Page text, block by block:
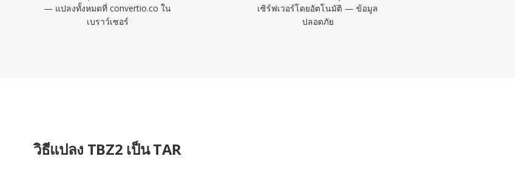
— แปลงทั้งหมดที่ convertio.co ใน
เบราว์เซอร์
เซิร์ฟเวอร์โดยอัตโนมัติ — ข้อมูล
ปลอดภัย
วิธีแปลง TBZ2 เป็น TAR